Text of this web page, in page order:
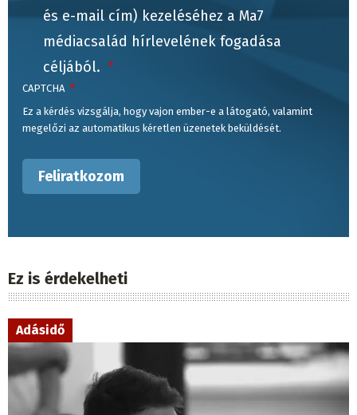
és e-mail cím) kezeléséhez a Ma7
médiacsalád hírlevelének fogadása
céljából.
CAPTCHA
Ez a kérdés vizsgálja, hogy vajon ember-e a látogató, valamint
megelőzi az automatikus kéretlen üzenetek beküldését.
Ez is érdekelheti
Adásidő